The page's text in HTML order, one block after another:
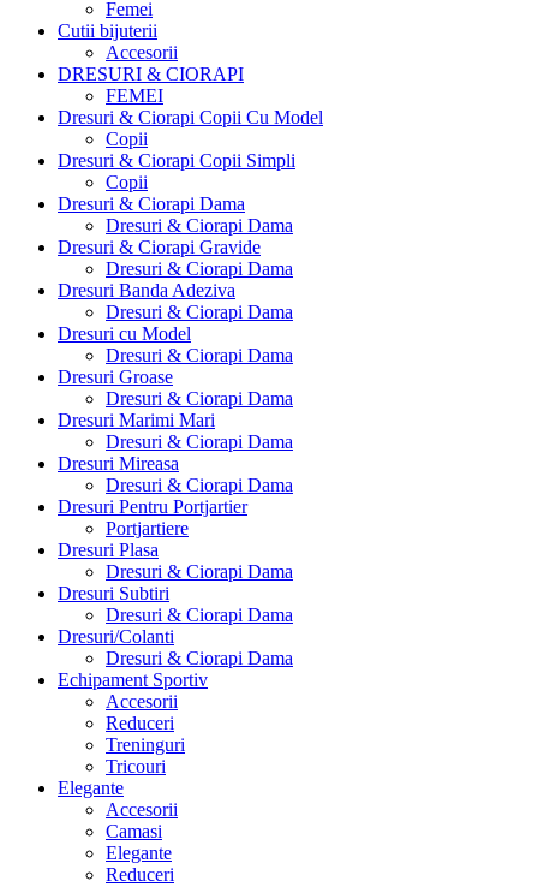
Femei
Cutii bijuterii
Accesorii
DRESURI & CIORAPI
FEMEI
Dresuri & Ciorapi Copii Cu Model
Copii
Dresuri & Ciorapi Copii Simpli
Copii
Dresuri & Ciorapi Dama
Dresuri & Ciorapi Dama
Dresuri & Ciorapi Gravide
Dresuri & Ciorapi Dama
Dresuri Banda Adeziva
Dresuri & Ciorapi Dama
Dresuri cu Model
Dresuri & Ciorapi Dama
Dresuri Groase
Dresuri & Ciorapi Dama
Dresuri Marimi Mari
Dresuri & Ciorapi Dama
Dresuri Mireasa
Dresuri & Ciorapi Dama
Dresuri Pentru Portjartier
Portjartiere
Dresuri Plasa
Dresuri & Ciorapi Dama
Dresuri Subtiri
Dresuri & Ciorapi Dama
Dresuri/Colanti
Dresuri & Ciorapi Dama
Echipament Sportiv
Accesorii
Reduceri
Treninguri
Tricouri
Elegante
Accesorii
Camasi
Elegante
Reduceri